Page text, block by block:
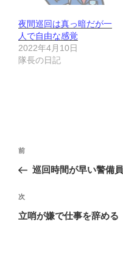
夜間巡回は真っ暗だが一
人で自由な感覚
2022年4月10日
隊長の日記
投
ナ
ビ
ゲ
前
の
稿
前
巡回時間が早い警備
次
の
次
立哨が嫌で仕事を辞める